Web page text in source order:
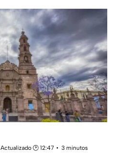
| Actualizado 🕑 12:47
3 minutos